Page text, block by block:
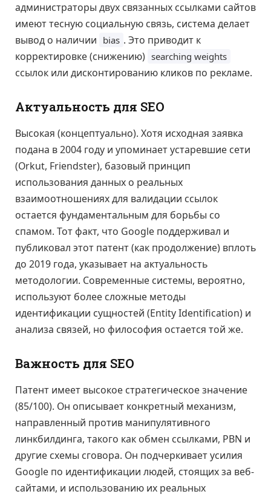
администраторы двух связанных ссылками сайтов
имеют тесную социальную связь, система делает
вывод о наличии bias . Это приводит к
корректировке (снижению) searching weights
ссылок или дисконтированию кликов по рекламе.
Актуальность для SEO
Высокая (концептуально). Хотя исходная заявка
подана в 2004 году и упоминает устаревшие сети
(Orkut, Friendster), базовый принцип
использования данных о реальных
взаимоотношениях для валидации ссылок
остается фундаментальным для борьбы со
спамом. Тот факт, что Google поддерживал и
публиковал этот патент (как продолжение) вплоть
до 2019 года, указывает на актуальность
методологии. Современные системы, вероятно,
используют более сложные методы
идентификации сущностей (Entity Identification) и
анализа связей, но философия остается той же.
Важность для SEO
Патент имеет высокое стратегическое значение
(85/100). Он описывает конкретный механизм,
направленный против манипулятивного
линкбилдинга, такого как обмен ссылками, PBN и
другие схемы сговора. Он подчеркивает усилия
Google по идентификации людей, стоящих за веб-
сайтами, и использованию их реальных